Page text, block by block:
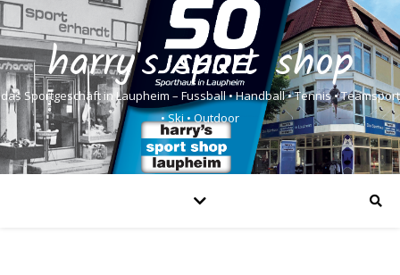
harry's sport shop
das Sportgeschäft in Laupheim – Fussball • Handball • Tennis • Teamsport
• Ski • Outdoor